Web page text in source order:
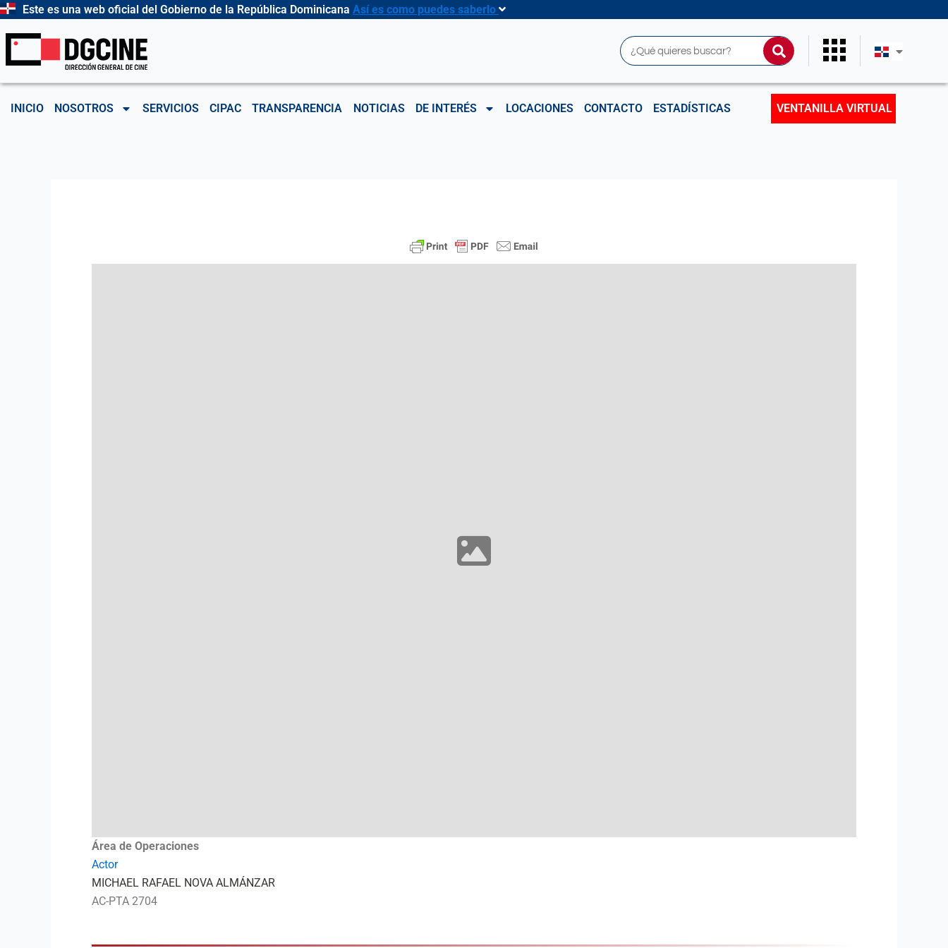
Ir
contenido
Este es una web oficial del Gobierno de la República Dominicana Así es como puedes saberlo
Buscar
INICIO NOSOTROS SERVICIOS CIPAC TRANSPARENCIA NOTICIAS DE INTERÉS LOCACIONES CONTACTO ESTADÍSTICAS VENTANILLA VIRTUAL
Área de Operaciones
Actor
MICHAEL RAFAEL NOVA ALMÁNZAR
AC-PTA 2704